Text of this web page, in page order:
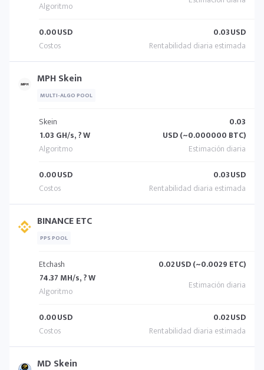
0.00USD 0.03USD
MPH Skein
MULTI-ALGO POOL
Skein
1.03 GH/s, ? W
0.03
USD (~0.000000 BTC)
0.00USD 0.03USD
BINANCE ETC
PPS POOL
Etchash
74.37 MH/s, ? W
0.02USD (~0.0029 ETC)
0.00USD 0.02USD
MD Skein